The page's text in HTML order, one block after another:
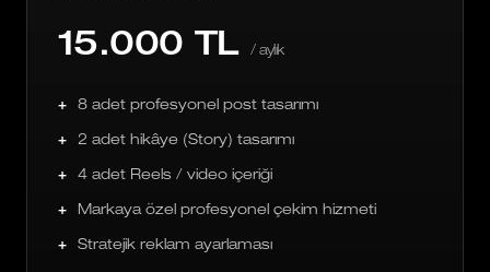
15.000 TL / aylık
8 adet profesyonel post tasarımı
2 adet hikâye (Story) tasarımı
4 adet Reels / video içeriği
Markaya özel profesyonel çekim hizmeti
Stratejik reklam ayarlaması